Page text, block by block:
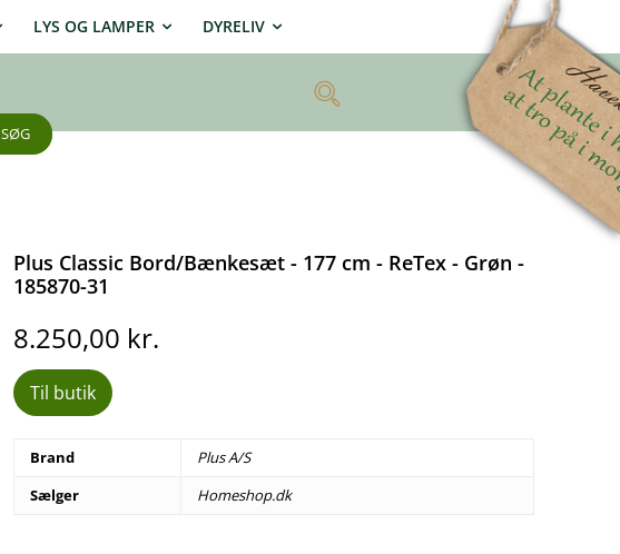
LYS OG LAMPER DYRELIV
SØG
Plus Classic Bord/Bænkesæt - 177 cm - ReTex - Grøn -
185870-31
8.250,00 kr.
Til butik
Brand
Plus A/S
Sælger
Homeshop.dk